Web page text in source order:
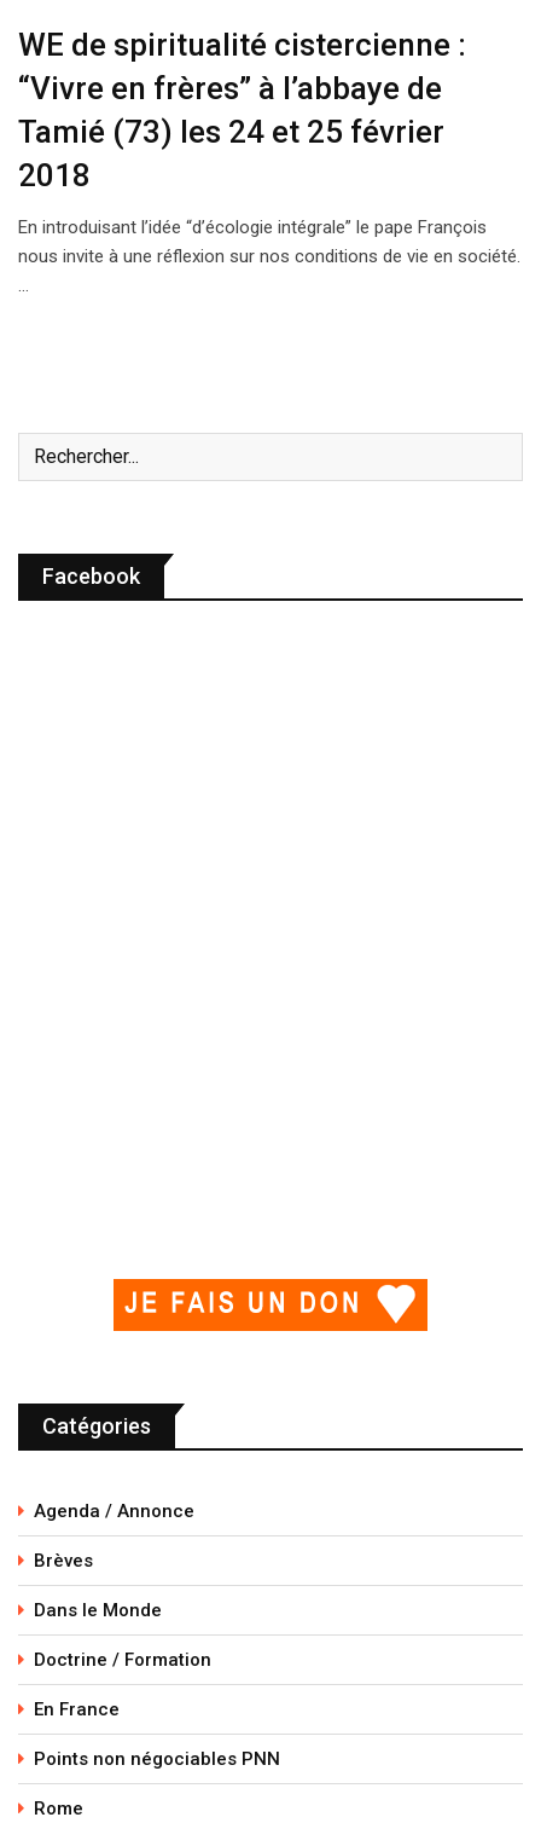
WE de spiritualité cistercienne :
“Vivre en frères” à l’abbaye de
Tamié (73) les 24 et 25 février
2018
En introduisant l’idée “d’écologie intégrale” le pape François
nous invite à une réflexion sur nos conditions de vie en société.
…
Facebook
Catégories
Agenda / Annonce
Brèves
Dans le Monde
Doctrine / Formation
En France
Points non négociables PNN
Rome